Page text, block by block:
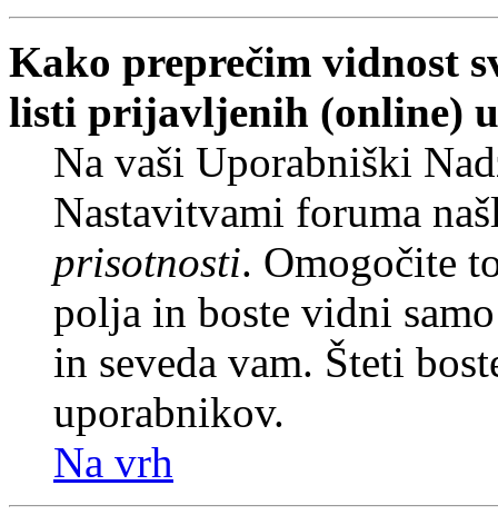
Kako preprečim vidnost
listi prijavljenih (online)
Na vaši Uporabniški
Nastavitvami foruma
prisotnosti. Omogočite
polja in boste vidni
in seveda vam. Šteti
uporabnikov.
Na vrh